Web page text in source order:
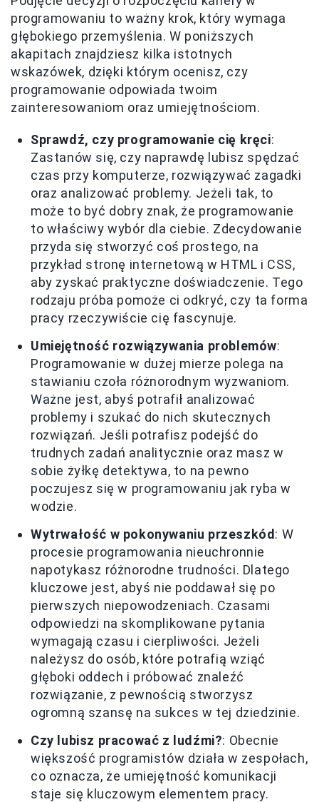
programowaniu to ważny krok, który wymaga
głębokiego przemyślenia. W poniższych
akapitach znajdziesz kilka istotnych
wskazówek, dzięki którym ocenisz, czy
programowanie odpowiada twoim
zainteresowaniom oraz umiejętnościom.
Sprawdź, czy programowanie cię kręci:
Zastanów się, czy naprawdę lubisz spędzać
czas przy komputerze, rozwiązywać zagadki
oraz analizować problemy. Jeżeli tak, to
może to być dobry znak, że programowanie
to właściwy wybór dla ciebie. Zdecydowanie
przyda się stworzyć coś prostego, na
przykład stronę internetową w HTML i CSS,
aby zyskać praktyczne doświadczenie. Tego
rodzaju próba pomoże ci odkryć, czy ta forma
pracy rzeczywiście cię fascynuje.
Umiejętność rozwiązywania problemów:
Programowanie w dużej mierze polega na
stawianiu czoła różnorodnym wyzwaniom.
Ważne jest, abyś potrafił analizować
problemy i szukać do nich skutecznych
rozwiązań. Jeśli potrafisz podejść do
trudnych zadań analitycznie oraz masz w
sobie żyłkę detektywa, to na pewno
poczujesz się w programowaniu jak ryba w
wodzie.
Wytrwałość w pokonywaniu przeszkód: W
procesie programowania nieuchronnie
napotykasz różnorodne trudności. Dlatego
kluczowe jest, abyś nie poddawał się po
pierwszych niepowodzeniach. Czasami
odpowiedzi na skomplikowane pytania
wymagają czasu i cierpliwości. Jeżeli
należysz do osób, które potrafią wziąć
głęboki oddech i próbować znaleźć
rozwiązanie, z pewnością stworzysz
ogromną szansę na sukces w tej dziedzinie.
Czy lubisz pracować z ludźmi?: Obecnie
większość programistów działa w zespołach,
co oznacza, że umiejętność komunikacji
staje się kluczowym elementem pracy.